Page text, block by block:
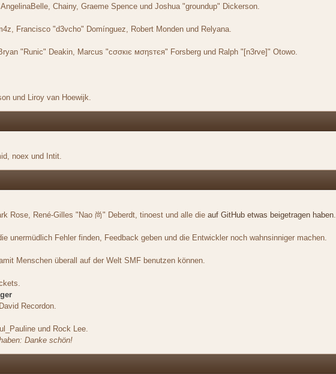
Chainy, Graeme Spence und Joshua "groundup" Dickerson.
Francisco "d3vcho" Domínguez, Robert Monden und Relyana.
"Runic" Deakin, Marcus "cσσкιє мσηѕтєя" Forsberg und Ralph "[n3rve]" Otowo.
und Liroy van Hoewijk.
noex und Intit.
Rose, René-Gilles "Nao 尚" Deberdt, tinoest und alle die auf GitHub etwas beigetragen haben.
unermüdlich Fehler finden, Feedback geben und die Entwickler noch wahnsinniger machen.
Menschen überall auf der Welt SMF benutzen können.
Recordon.
und Rock Lee.
Danke schön!